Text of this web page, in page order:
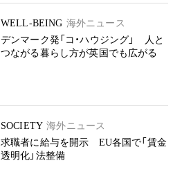
WELL-BEING 海外ニュース
デンマーク発「コ・ハウジング」 人と
つながる暮らし方が英国でも広がる
SOCIETY 海外ニュース
求職者に給与を開示 EU各国で「賃金
透明化」法整備